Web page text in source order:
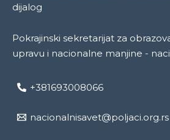
dijalog
Pokrajinski sekretarijat za
upravu i nacionalne manjine -
+381693008066
nacionalnisavet@poljaci.org.rs